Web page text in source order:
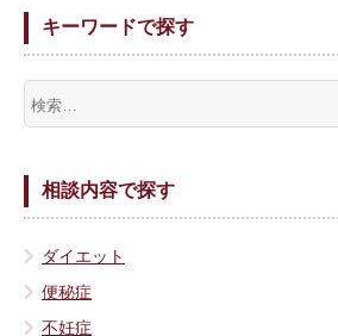
キーワードで探す
相談内容で探す
ダイエット
便秘症
不妊症